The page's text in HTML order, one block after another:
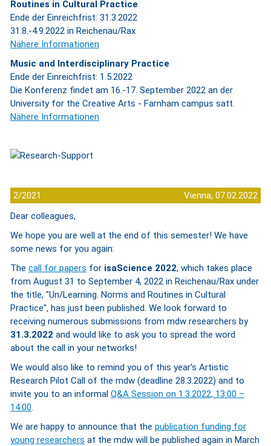
Routines in Cultural Practice
Ende der Einreichfrist: 31.3.2022
31.8.-4.9.2022 in Reichenau/Rax
Nähere Informationen
Music and Interdisciplinary Practice
Ende der Einreichfrist: 1.5.2022
Die Konferenz findet am 16.-17. September 2022 an der
University for the Creative Arts - Farnham campus satt.
Nähere Informationen
2/2021
Vienna, 07.02.2022
Dear colleagues,
We hope you are well at the end of this semester! We have
some news for you again:
The call for papers for isaScience 2022, which takes place
from August 31 to September 4, 2022 in Reichenau/Rax under
the title, "Un/Learning. Norms and Routines in Cultural
Practice", has just been published. We look forward to
receiving numerous submissions from mdw researchers by
31.3.2022 and would like to ask you to spread the word
about the call in your networks!
We would also like to remind you of this year's Artistic
Research Pilot Call of the mdw (deadline 28.3.2022) and to
invite you to an informal Q&A Session on 1.3.2022, 13:00 –
14:00.
We are happy to announce that the publication funding for
young researchers at the mdw will be published again in March